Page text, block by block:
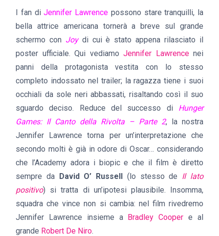
I fan diJennifer Lawrence possono stare tranquilli, la
bella attrice americana tornerà a breve sul grande
schermo con Joydi cui è stato appena rilasciato il
poster ufficiale. Qui vediamo Jennifer Lawrencenei
panni della protagonista vestita con lo stesso
completo indossato nel trailer; la ragazza tiene i suoi
occhiali da sole neri abbassati, risaltando così il suo
sguardo deciso. Reduce del successo di Hunger
Games: Il Canto della Rivolta – Parte 2, la nostra
Jennifer Lawrence torna per un’interpretazione che
secondo molti è già in odore di Oscar… considerando
che l’Academy adora i biopic e che il film è diretto
sempre da David O’ Russell (lo stesso de Il lato
positivo) si tratta di un’ipotesi plausibile. Insomma,
squadra che vince non si cambia: nel film rivedremo
Jennifer Lawrence insieme a Bradley Cooper e al
grande Robert De Niro.